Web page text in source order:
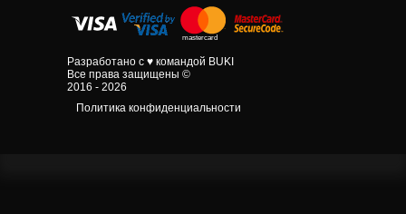
Разработано с ♥ командой BUKI
Все права защищены ©
2016 - 2026
Политика конфиденциальности